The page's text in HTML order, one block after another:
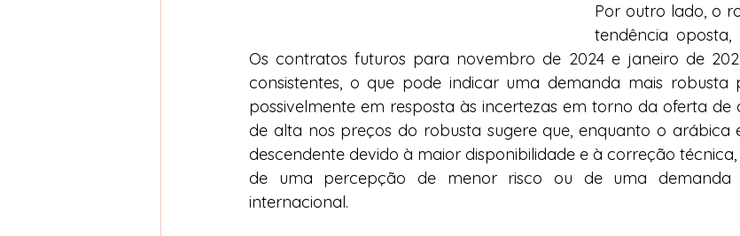
Por outro lado, o
tendência
Os contratos futuros para novembro de 2024 e janeiro de
consistentes, o que pode indicar uma demanda mais
possivelmente em resposta às incertezas em torno da oferta de
de alta nos preços do robusta sugere que, enquanto o arábica
descendente devido à maior disponibilidade e à correção
de uma percepção de menor risco ou de uma demanda
internacional.